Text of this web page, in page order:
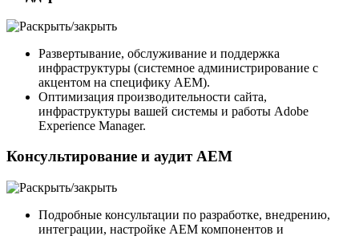
Развертывание, обслуживание и поддержка
инфраструктуры (системное администрирование с
акцентом на специфику AEM).
Оптимизация производительности сайта,
инфраструктуры вашей системы и работы Adobe
Experience Manager.
Консультирование и аудит AEM
Подробные консультации по разработке, внедрению,
интеграции, настройке AEM компонентов и